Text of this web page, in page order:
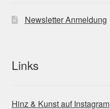
Newsletter Anmeldung
Links
Hinz & Kunst auf Instagram